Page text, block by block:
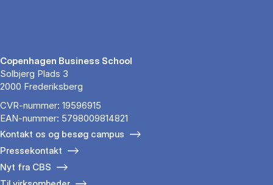
Copenhagen Business School
Solbjerg Plads 3
2000 Frederiksberg
CVR-nummer: 19596915
EAN-nummer: 5798009814821
Kontakt os og besøg campus
Pressekontakt
Nyt fra CBS